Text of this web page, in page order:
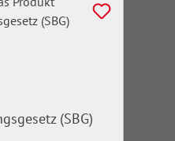
(SBG)